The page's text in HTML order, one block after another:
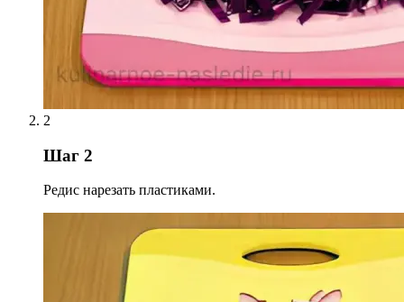
2
Шаг 2
Редис нарезать пластиками.